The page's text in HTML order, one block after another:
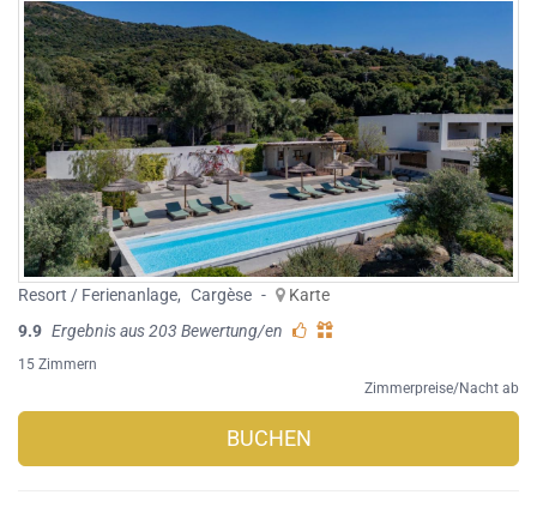
Resort / Ferienanlage, Cargèse -
Karte
9.9 Ergebnis aus 203 Bewertung/en
15 Zimmern
Zimmerpreise/Nacht ab
BUCHEN